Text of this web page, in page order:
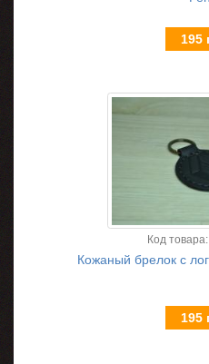
195
Код товара:
Кожаный брелок с
195